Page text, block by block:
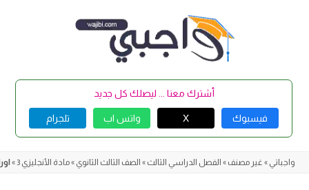
أشترك معنا ... ليصلك كل جديد
فيسبوك X واتس اب تلجرام
واجباتي » غير مصنف » الفصل الدراسي الثالث » الصف الثالث الثانوي »مادة الأنجليزي 3 » اوراق